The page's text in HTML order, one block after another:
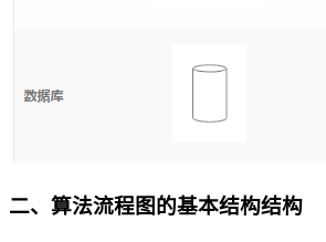
二、算法流程图的基本结构结构